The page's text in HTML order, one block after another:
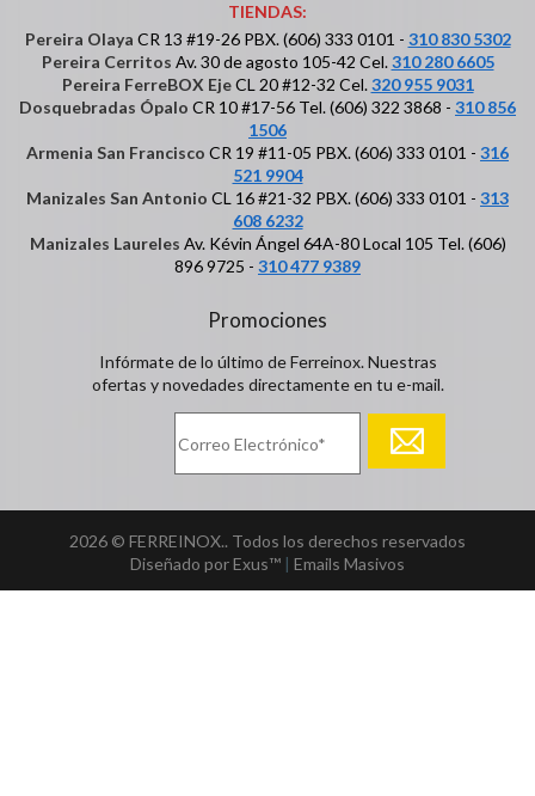
TIENDAS:
Pereira Olaya CR 13 #19-26 PBX. (606) 333 0101 - 310 830 5302
Pereira Cerritos Av. 30 de agosto 105-42 Cel.310 280 6605
Pereira FerreBOX EjeCL 20 #12-32 Cel.320 955 9031
Dosquebradas Ópalo CR 10 #17-56 Tel. (606) 322 3868 - 310 856
1506
Armenia San Francisco CR 19 #11-05 PBX. (606) 333 0101 - 316
521 9904
Manizales San Antonio CL 16 #21-32 PBX. (606) 333 0101 - 313
608 6232
Manizales Laureles Av. Kévin Ángel 64A-80 Local 105 Tel. (606)
896 9725 - 310 477 9389
Promociones
Infórmate de lo último de Ferreinox. Nuestras
ofertas y novedades directamente en tu e-mail.
2026 © FERREINOX.. Todos los derechos reservados
Diseñado por Exus™ | Emails Masivos